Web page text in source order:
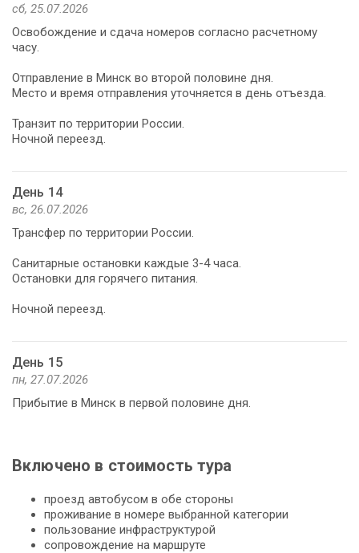
сб, 25.07.2026
Освобождение и сдача номеров согласно расчетному
часу.
Отправление в Минск во второй половине дня.
Место и время отправления уточняется в день отъезда.
Транзит по территории России.
Ночной переезд.
День 14
вс, 26.07.2026
Трансфер по территории России.
Санитарные остановки каждые 3-4 часа.
Остановки для горячего питания.
Ночной переезд.
День 15
пн, 27.07.2026
Прибытие в Минск в первой половине дня.
Включено в стоимость тура
проезд автобусом в обе стороны
проживание в номере выбранной категории
пользование инфраструктурой
сопровождение на маршруте